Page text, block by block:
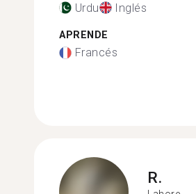
Urdu Inglés
APRENDE
Francés
R.